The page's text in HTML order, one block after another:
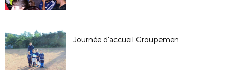
Journée d'accueil Groupement Beaujolais à Tarare - 23-09-17